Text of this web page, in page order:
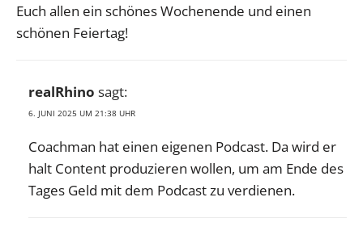
Euch allen ein schönes Wochenende und einen
schönen Feiertag!
realRhino sagt:
6. JUNI 2025 UM 21:38 UHR
Coachman hat einen eigenen Podcast. Da wird er
halt Content produzieren wollen, um am Ende des
Tages Geld mit dem Podcast zu verdienen.